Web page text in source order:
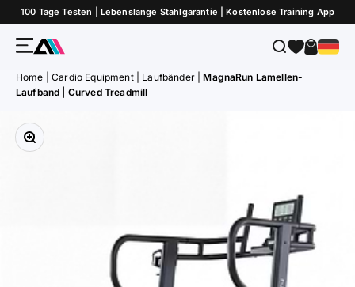
Zum Inhalt springen
100 Tage Testen | Lebenslange Stahlgarantie | Kostenlose Training App
MenüATLETICA Suche
Home Cardio Equipment Laufbänder
MagnaRun Lamellen-
Laufband | Curved Treadmill
Bild vergrößern